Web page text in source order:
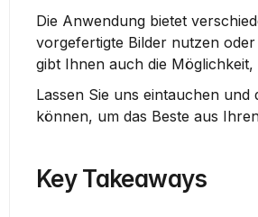
Die Anwendung bietet
vorgefertigte Bilder nutzen
gibt Ihnen auch die
Lassen Sie uns eintauchen
können, um das Beste aus
Key Takeaways